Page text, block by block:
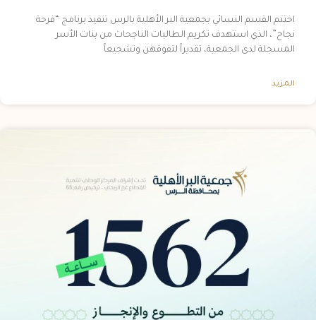
اختتم القسم النسائي بجمعية البر الأهلية بالرس تنفيذ برنامج “فرحة
نجاح”، الذي استهدف تكريم الطالبات الناجحات من بنات الأسر
المسجلة لدى الجمعية، تقديراً لتفوقهن وتشجيعاً
المزيد